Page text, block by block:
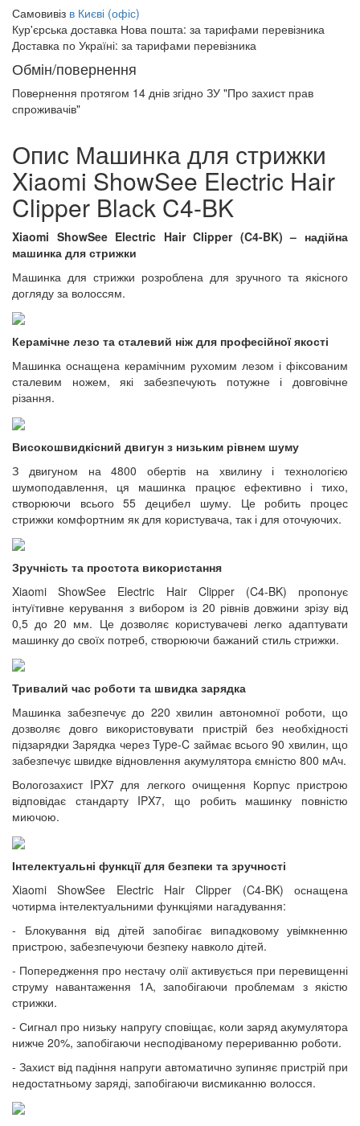
Самовивіз в Києві (офіс)
Кур'єрська доставка Нова пошта: за тарифами перевізника
Доставка по Україні: за тарифами перевізника
Обмін/повернення
Повернення протягом 14 днів згідно ЗУ "Про захист прав
спроживачів"
Опис Машинка для стрижки
Xiaomi ShowSee Electric Hair
Clipper Black C4-BK
Xiaomi ShowSee Electric Hair Clipper (C4-BK) – надійна
машинка для стрижки
Машинка для стрижки розроблена для зручного та якісного
догляду за волоссям.
Керамічне лезо та сталевий ніж для професійної якості
Машинка оснащена керамічним рухомим лезом і фіксованим
сталевим ножем, які забезпечують потужне і довговічне
різання.
Високошвидкісний двигун з низьким рівнем шуму
З двигуном на 4800 обертів на хвилину і технологією
шумоподавлення, ця машинка працює ефективно і тихо,
створюючи всього 55 децибел шуму. Це робить процес
стрижки комфортним як для користувача, так і для оточуючих.
Зручність та простота використання
Xiaomi ShowSee Electric Hair Clipper (C4-BK) пропонує
інтуїтивне керування з вибором із 20 рівнів довжини зрізу від
0,5 до 20 мм. Це дозволяє користувачеві легко адаптувати
машинку до своїх потреб, створюючи бажаний стиль стрижки.
Тривалий час роботи та швидка зарядка
Машинка забезпечує до 220 хвилин автономної роботи, що
дозволяє довго використовувати пристрій без необхідності
підзарядки Зарядка через Type-C займає всього 90 хвилин, що
забезпечує швидке відновлення акумулятора ємністю 800 мАч.
Вологозахист IPX7 для легкого очищення Корпус пристрою
відповідає стандарту IPX7, що робить машинку повністю
миючою.
Інтелектуальні функції для безпеки та зручності
Xiaomi ShowSee Electric Hair Clipper (C4-BK) оснащена
чотирма інтелектуальними функціями нагадування:
- Блокування від дітей запобігає випадковому увімкненню
пристрою, забезпечуючи безпеку навколо дітей.
- Попередження про нестачу олії активується при перевищенні
струму навантаження 1А, запобігаючи проблемам з якістю
стрижки.
- Сигнал про низьку напругу сповіщає, коли заряд акумулятора
нижче 20%, запобігаючи несподіваному перериванню роботи.
- Захист від падіння напруги автоматично зупиняє пристрій при
недостатньому заряді, запобігаючи висмиканню волосся.